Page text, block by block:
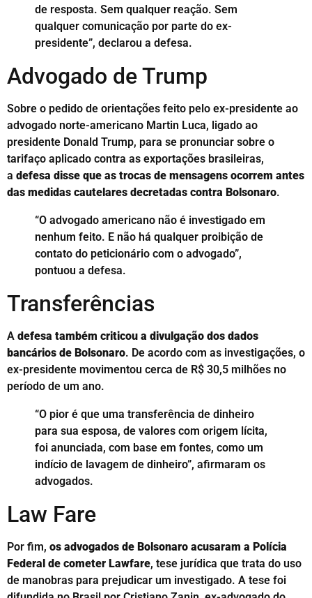
de resposta. Sem qualquer reação. Sem
qualquer comunicação por parte do ex-
presidente”, declarou a defesa.
Advogado de Trump
Sobre o pedido de orientações feito pelo ex-presidente ao
advogado norte-americano Martin Luca, ligado ao
presidente Donald Trump, para se pronunciar sobre o
tarifaço aplicado contra as exportações brasileiras,
a defesa disse que as trocas de mensagens ocorrem antes
das medidas cautelares decretadas contra Bolsonaro.
“O advogado americano não é investigado em
nenhum feito. E não há qualquer proibição de
contato do peticionário com o advogado”,
pontuou a defesa.
Transferências
A defesa também criticou a divulgação dos dados
bancários de Bolsonaro. De acordo com as investigações, o
ex-presidente movimentou cerca de R$ 30,5 milhões no
período de um ano.
“O pior é que uma transferência de dinheiro
para sua esposa, de valores com origem lícita,
foi anunciada, com base em fontes, como um
indício de lavagem de dinheiro”, afirmaram os
advogados.
Law Fare
Por fim, os advogados de Bolsonaro acusaram a Polícia
Federal de cometer Lawfare, tese jurídica que trata do uso
de manobras para prejudicar um investigado. A tese foi